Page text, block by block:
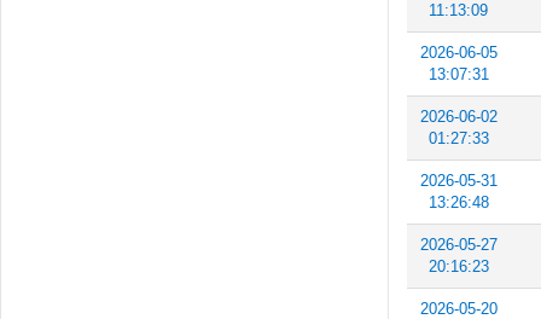
11:13:09
2026-06-05
13:07:31
2026-06-02
01:27:33
2026-05-31
13:26:48
2026-05-27
20:16:23
2026-05-20